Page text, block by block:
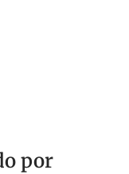
por